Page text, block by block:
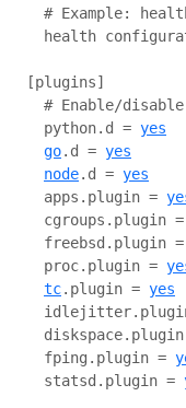
# Example:
health
[plugins]
# Enable/
  python.d =
yes
go.d = yes
node.d = yes
  apps.plugin =
  cgroups.plugin =
  freebsd.plugin =
  proc.plugin =
tc.plugin = yes
  fping.plugin =
  statsd.plugin =